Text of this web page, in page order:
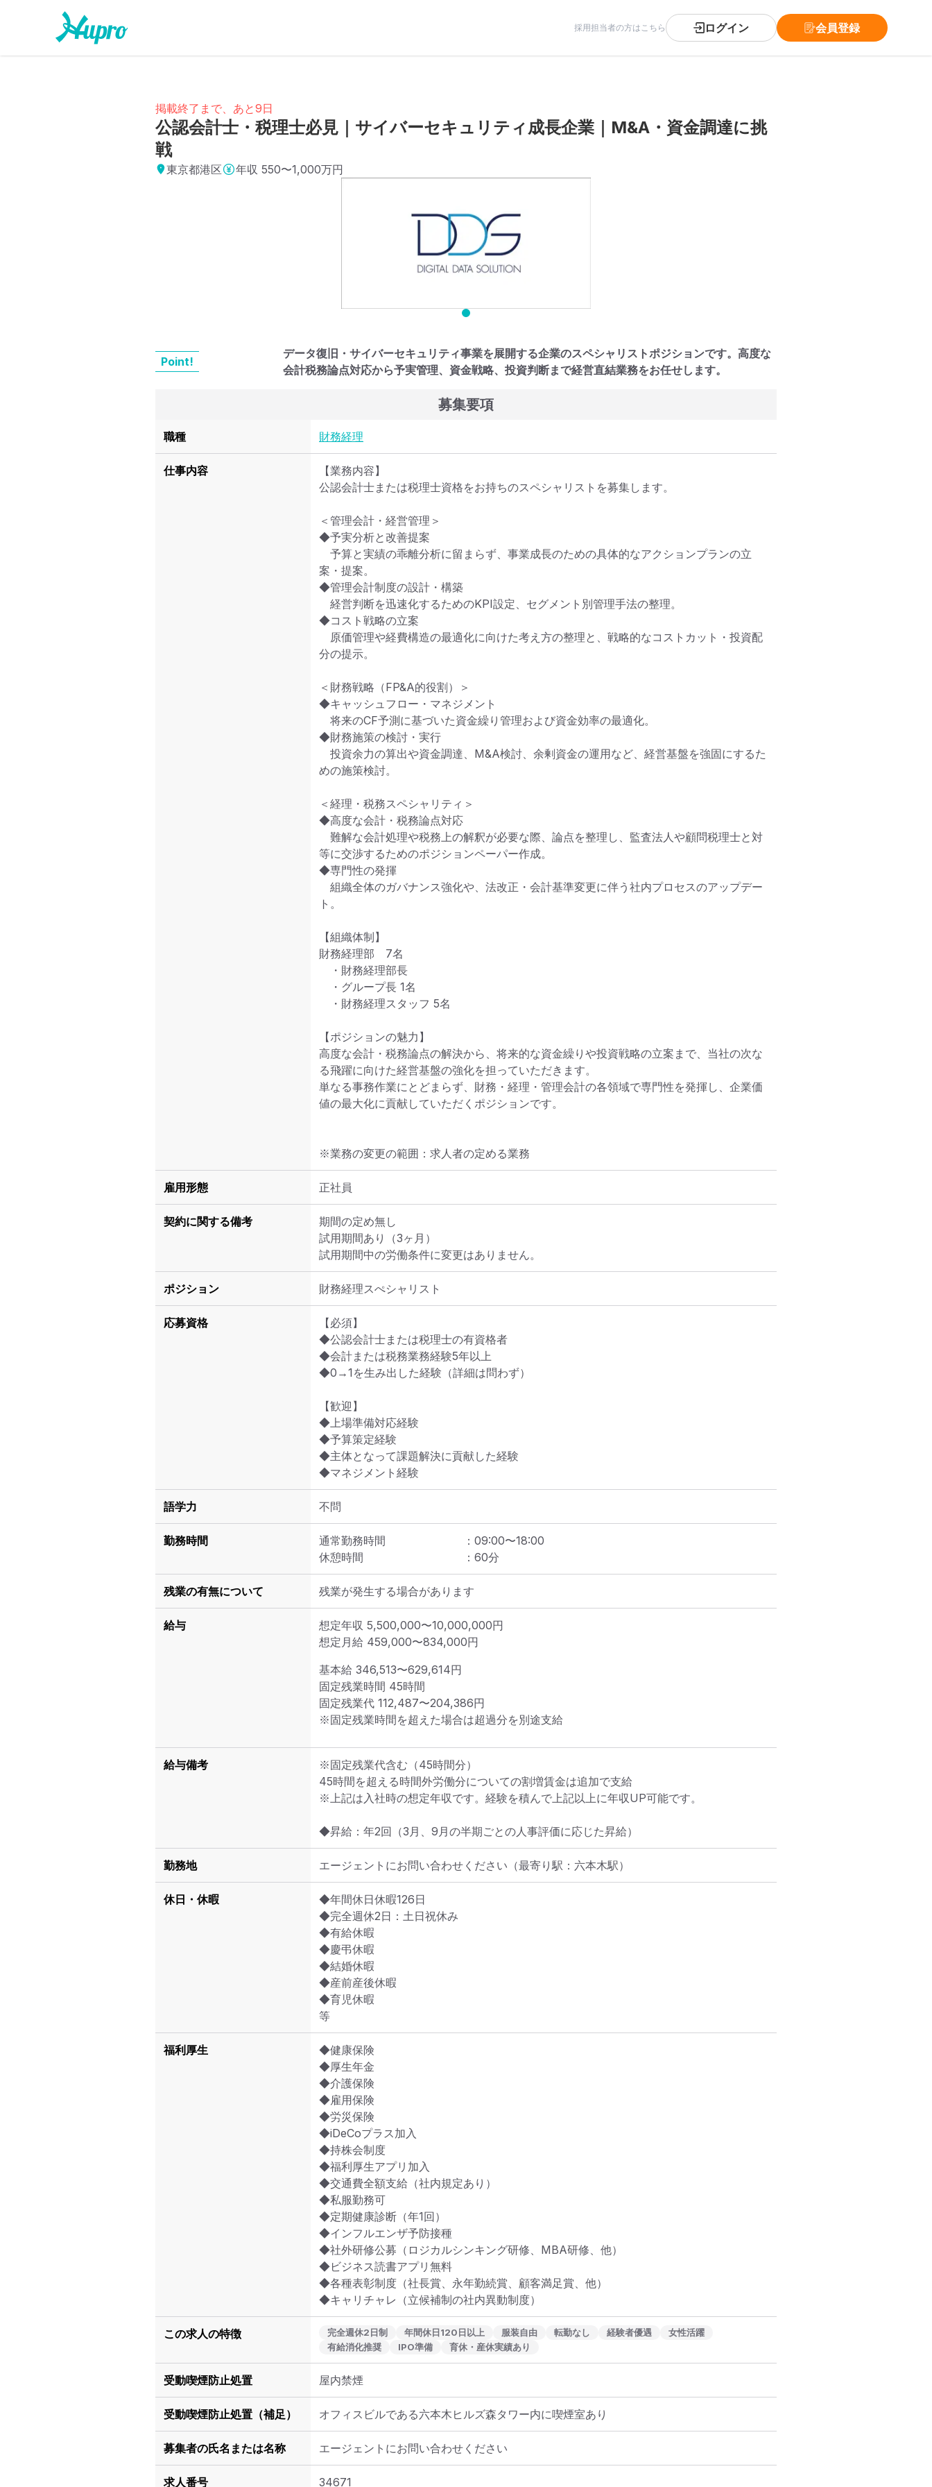
採用担当者の方はこちら ログイン 会員登録
掲載終了まで、あと9日
公認会計士・税理士必見｜サイバーセキュリティ成長企業｜M&A・資金調達に挑
戦
東京都港区 年収 550〜1,000万円
Point!
データ復旧・サイバーセキュリティ事業を展開する企業のスペシャリストポジションです。高度な
会計税務論点対応から予実管理、資金戦略、投資判断まで経営直結業務をお任せします。
募集要項
職種 財務経理
仕事内容
【業務内容】
公認会計士または税理士資格をお持ちのスペシャリストを募集します。
＜管理会計・経営管理＞
◆予実分析と改善提案
予算と実績の乖離分析に留まらず、事業成長のための具体的なアクションプランの立
案・提案。
◆管理会計制度の設計・構築
経営判断を迅速化するためのKPI設定、セグメント別管理手法の整理。
◆コスト戦略の立案
原価管理や経費構造の最適化に向けた考え方の整理と、戦略的なコストカット・投資配
分の提示。
＜財務戦略（FP&A的役割）＞
◆キャッシュフロー・マネジメント
将来のCF予測に基づいた資金繰り管理および資金効率の最適化。
◆財務施策の検討・実行
投資余力の算出や資金調達、M&A検討、余剰資金の運用など、経営基盤を強固にするた
めの施策検討。
＜経理・税務スペシャリティ＞
◆高度な会計・税務論点対応
難解な会計処理や税務上の解釈が必要な際、論点を整理し、監査法人や顧問税理士と対
等に交渉するためのポジションペーパー作成。
◆専門性の発揮
組織全体のガバナンス強化や、法改正・会計基準変更に伴う社内プロセスのアップデー
ト。
【組織体制】
財務経理部　7名
・財務経理部長
・グループ長 1名
・財務経理スタッフ 5名
【ポジションの魅力】
高度な会計・税務論点の解決から、将来的な資金繰りや投資戦略の立案まで、当社の次な
る飛躍に向けた経営基盤の強化を担っていただきます。
単なる事務作業にとどまらず、財務・経理・管理会計の各領域で専門性を発揮し、企業価
値の最大化に貢献していただくポジションです。
※業務の変更の範囲：求人者の定める業務
雇用形態 正社員
契約に関する備考
期間の定め無し
試用期間あり（3ヶ月）
試用期間中の労働条件に変更はありません。
ポジション 財務経理スぺシャリスト
応募資格
【必須】
◆公認会計士または税理士の有資格者
◆会計または税務業務経験5年以上
◆0→1を生み出した経験（詳細は問わず）
【歓迎】
◆上場準備対応経験
◆予算策定経験
◆主体となって課題解決に貢献した経験
◆マネジメント経験
語学力 不問
勤務時間 通常勤務時間 ： 09:00〜18:00
休憩時間
： 60分
残業の有無について 残業が発生する場合があります
給与 想定年収 5,500,000〜10,000,000円
想定月給 459,000〜834,000円
基本給 346,513〜629,614円
固定残業時間 45時間
固定残業代 112,487〜204,386円
※固定残業時間を超えた場合は超過分を別途支給
給与備考
※固定残業代含む（45時間分）
45時間を超える時間外労働分についての割増賃金は追加で支給
※上記は入社時の想定年収です。経験を積んで上記以上に年収UP可能です。
◆昇給：年2回（3月、9月の半期ごとの人事評価に応じた昇給）
勤務地 エージェントにお問い合わせください （最寄り駅：六本木駅）
休日・休暇
◆年間休日休暇126日
◆完全週休2日：土日祝休み
◆有給休暇
◆慶弔休暇
◆結婚休暇
◆産前産後休暇
◆育児休暇
等
福利厚生
◆健康保険
◆厚生年金
◆介護保険
◆雇用保険
◆労災保険
◆iDeCoプラス加入
◆持株会制度
◆福利厚⽣アプリ加入
◆交通費全額支給（社内規定あり）
◆私服勤務可
◆定期健康診断（年1回）
◆インフルエンザ予防接種
◆社外研修公募（ロジカルシンキング研修、MBA研修、他）
◆ビジネス読書アプリ無料
◆各種表彰制度（社長賞、永年勤続賞、顧客満足賞、他）
◆キャリチャレ（立候補制の社内異動制度）
この求人の特徴 完全週休2日制 年間休日120日以上 服装自由 転勤なし 経験者優遇
女性活躍
有給消化推奨
IPO準備 育休・産休実績あり
受動喫煙防止処置 屋内禁煙
受動喫煙防止処置（補足） オフィスビルである六本木ヒルズ森タワー内に喫煙室あり
募集者の氏名または名称 エージェントにお問い合わせください
求人番号 34671